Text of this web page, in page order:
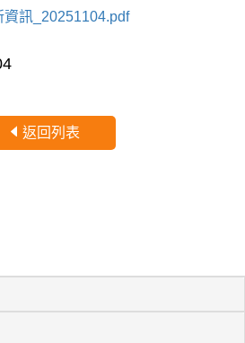
資訊_20251104.pdf
返回列表